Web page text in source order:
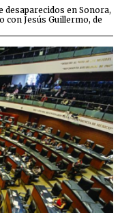
desaparecidos en Sonora,
con Jesús Guillermo, de